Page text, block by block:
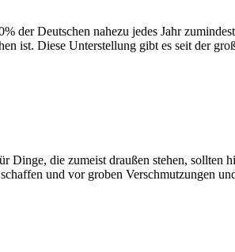
der Deutschen nahezu jedes Jahr
ist. Diese Unterstellung gibt es seit der
die zumeist draußen stehen, sollten
und vor groben Verschmutzungen